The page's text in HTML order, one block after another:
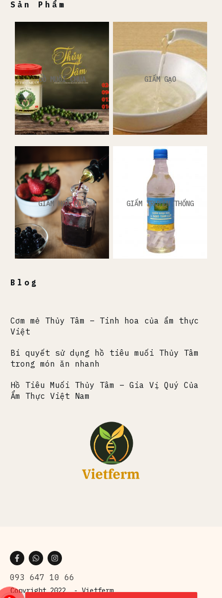
Sản Phẩm
ĐỒ MUỐI CHUA GIẤM GẠO
GIẤM HOA QUẢ GIẤM TRUYỀN THỐNG
Blog
Cơm mẻ Thủy Tâm – Tinh hoa của ẩm thực
Việt
Bí quyết sử dụng hồ tiêu muối Thủy Tâm
trong món ăn nhanh
Hồ Tiêu Muối Thủy Tâm – Gia Vị Quý Của
Ẩm Thực Việt Nam
093 647 10 66
Copyright 2022 -Vietferm